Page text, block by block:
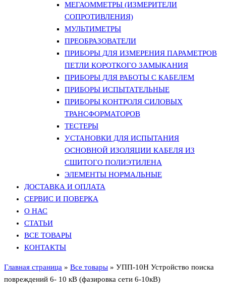
МЕГАОММЕТРЫ (ИЗМЕРИТЕЛИ
СОПРОТИВЛЕНИЯ)
МУЛЬТИМЕТРЫ
ПРЕОБРАЗОВАТЕЛИ
ПРИБОРЫ ДЛЯ ИЗМЕРЕНИЯ ПАРАМЕТРОВ
ПЕТЛИ КОРОТКОГО ЗАМЫКАНИЯ
ПРИБОРЫ ДЛЯ РАБОТЫ С КАБЕЛЕМ
ПРИБОРЫ ИСПЫТАТЕЛЬНЫЕ
ПРИБОРЫ КОНТРОЛЯ СИЛОВЫХ
ТРАНСФОРМАТОРОВ
ТЕСТЕРЫ
УСТАНОВКИ ДЛЯ ИСПЫТАНИЯ
ОСНОВНОЙ ИЗОЛЯЦИИ КАБЕЛЯ ИЗ
СШИТОГО ПОЛИЭТИЛЕНА
ЭЛЕМЕНТЫ НОРМАЛЬНЫЕ
ДОСТАВКА И ОПЛАТА
СЕРВИС И ПОВЕРКА
О НАС
СТАТЬИ
ВСЕ ТОВАРЫ
КОНТАКТЫ
Главная страница » Все товары » УПП-10Н Устройство поиска
повреждений 6- 10 кВ (фазировка сети 6-10кВ)